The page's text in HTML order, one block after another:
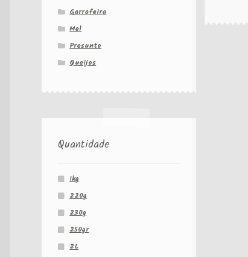
Garrafeira
Mel
Presunto
Queijos
Quantidade
1kg
220g
230g
250gr
2L